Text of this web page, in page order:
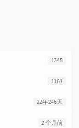
1345
1161
22年246天
2 个月前